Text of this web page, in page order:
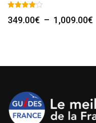
349.00€ – 1,009.00€